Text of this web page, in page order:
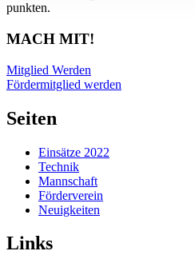
punkten.
MACH MIT!
Mitglied Werden
Fördermitglied werden
Seiten
Einsätze 2022
Technik
Mannschaft
Förderverein
Neuigkeiten
Links